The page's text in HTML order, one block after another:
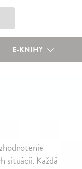
E-KNIHY
situácií. Každá